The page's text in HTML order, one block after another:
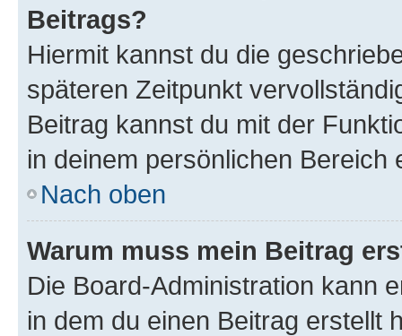
Beitrags?
Hiermit kannst du die
späteren Zeitpunkt
Beitrag kannst du mit der
in deinem persönlichen Bereich
Nach oben
Warum muss mein Beitrag
Die Board-Administration kann
in dem du einen Beitrag erstellt